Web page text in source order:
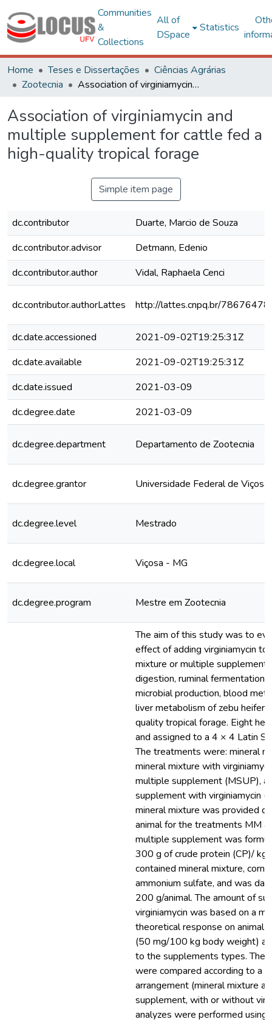
Communities
&
Collections
All of
DSpace
Statistics
Home Teses e Dissertações
Ciências Agrárias
Zootecnia
Association of virginiamycin and multiple supplement for cattle fed a high-quality tropical forage
Association of virginiamycin and
multiple supplement for cattle fed a
high-quality tropical forage
Simple item page
dc.contributor
Duarte, Marcio de Souza
dc.contributor.advisor
Detmann, Edenio
dc.contributor.author
Vidal, Raphaela Cenci
dc.contributor.authorLattes http://lattes.cnpq.br/
dc.date.accessioned
2021-09-02T19:25:31Z
dc.date.available
2021-09-02T19:25:31Z
dc.date.issued
2021-03-09
dc.degree.date
2021-03-09
dc.degree.department Departamento de Zootecnia
dc.degree.grantor Universidade Federal de Viçosa
dc.degree.level Mestrado
dc.degree.local Viçosa - MG
dc.degree.program Mestre em Zootecnia
The aim of this study was to
effect of adding virginiamycin to
mixture or multiple supplement
digestion, ruminal fermentation
microbial production, blood
liver metabolism of zebu
quality tropical forage. Eight
and assigned to a 4 × 4 Latin
The treatments were: mineral
mineral mixture with
multiple supplement (MSUP),
supplement with virginiamycin
mineral mixture was provided
animal for the treatments MM
multiple supplement was
300 g of crude protein (CP)/ kg
contained mineral mixture, corn
ammonium sulfate, and was
200 g/animal. The amount of
virginiamycin was based on a
theoretical response on animal
(50 mg/100 kg body weight)
to the supplements types. The
were compared according to a
arrangement (mineral mixture
supplement, with or without
analyzes were performed using